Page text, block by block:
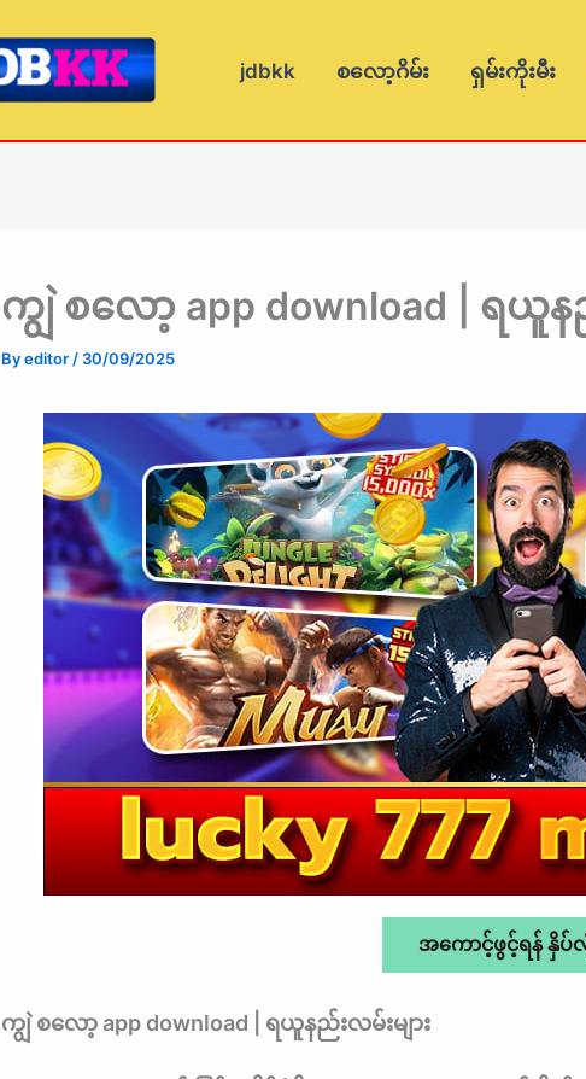
jdbkk စလော့ဂိမ်း ရှမ်းကိုးမီး
ကျွဲ စလော့ app download | ရယူန
Byeditor / 30/09/2025
အကောင့်ဖွင့်ရန် နှိပ်
ကျွဲ စလော့ app download | ရယူနည်းလမ်းများ